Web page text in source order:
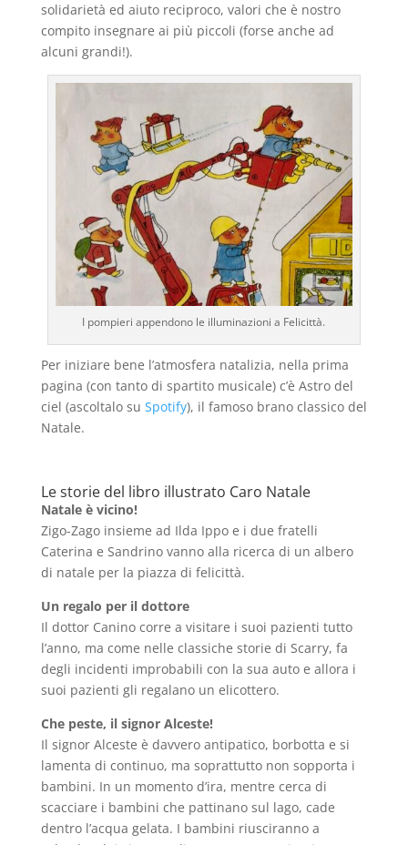
solidarietà ed aiuto reciproco, valori che è nostro
compito insegnare ai più piccoli (forse anche ad
alcuni grandi!).
I pompieri appendono le illuminazioni a Felicittà.
Per iniziare bene l’atmosfera natalizia, nella prima
pagina (con tanto di spartito musicale) c’è Astro del
ciel (ascoltalo su Spotify), il famoso brano classico del
Natale.
Le storie del libro illustrato Caro Natale
Natale è vicino!
Zigo-Zago insieme ad Ilda Ippo e i due fratelli
Caterina e Sandrino vanno alla ricerca di un albero
di natale per la piazza di felicittà.
Un regalo per il dottore
Il dottor Canino corre a visitare i suoi pazienti tutto
l’anno, ma come nelle classiche storie di Scarry, fa
degli incidenti improbabili con la sua auto e allora i
suoi pazienti gli regalano un elicottero.
Che peste, il signor Alceste!
Il signor Alceste è davvero antipatico, borbotta e si
lamenta di continuo, ma soprattutto non sopporta i
bambini. In un momento d’ira, mentre cerca di
scacciare i bambini che pattinano sul lago, cade
dentro l’acqua gelata. I bambini riusciranno a